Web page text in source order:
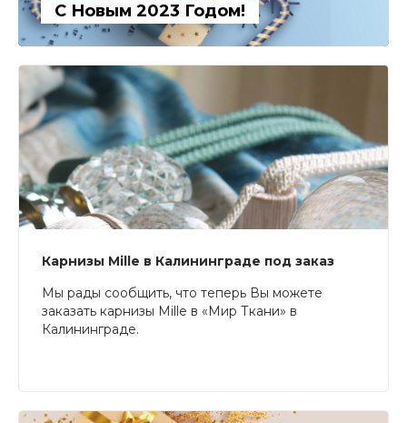
С Новым 2023 Годом!
Карнизы Mille в Калининграде под заказ
Мы рады сообщить, что теперь Вы можете
заказать карнизы Mille в «Мир Ткани» в
Калининграде.